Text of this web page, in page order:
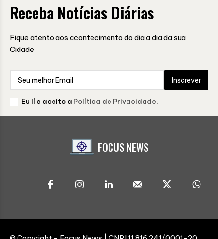
Receba Notícias Diárias
Fique atento aos acontecimento do dia a dia da sua
Cidade
Inscrever
Eu lí e aceito a Política de Privacidade.
FOCUS NEWS